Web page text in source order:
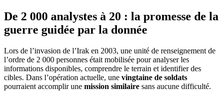
De 2 000 analystes à 20 : la promesse de la
guerre guidée par la donnée
Lors de l’invasion de l’Irak en 2003, une unité de renseignement de
l’ordre de 2 000 personnes était mobilisée pour analyser les
informations disponibles, comprendre le terrain et identifier des
cibles. Dans l’opération actuelle, une vingtaine de soldats
pourraient accomplir une mission similaire sans aucune difficulté.